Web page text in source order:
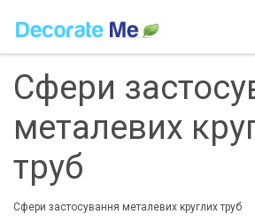
Сфери
металевих
труб
Сфери застосування металевих круглих труб